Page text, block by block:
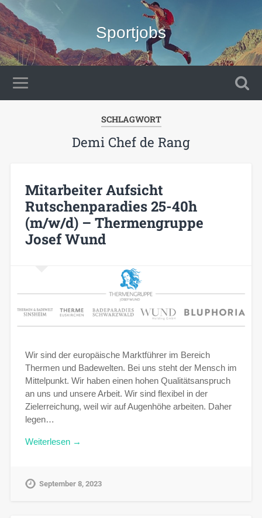
Sportjobs
SCHLAGWORT
Demi Chef de Rang
Mitarbeiter Aufsicht
Rutschenparadies 25-40h
(m/w/d) – Thermengruppe
Josef Wund
Wir sind der europäische Marktführer im Bereich
Thermen und Badewelten. Bei uns steht der Mensch im
Mittelpunkt. Wir haben einen hohen Qualitätsanspruch
an uns und unsere Arbeit. Wir sind flexibel in der
Zielerreichung, weil wir auf Augenhöhe arbeiten. Daher
legen…
Weiterlesen →
September 8, 2023